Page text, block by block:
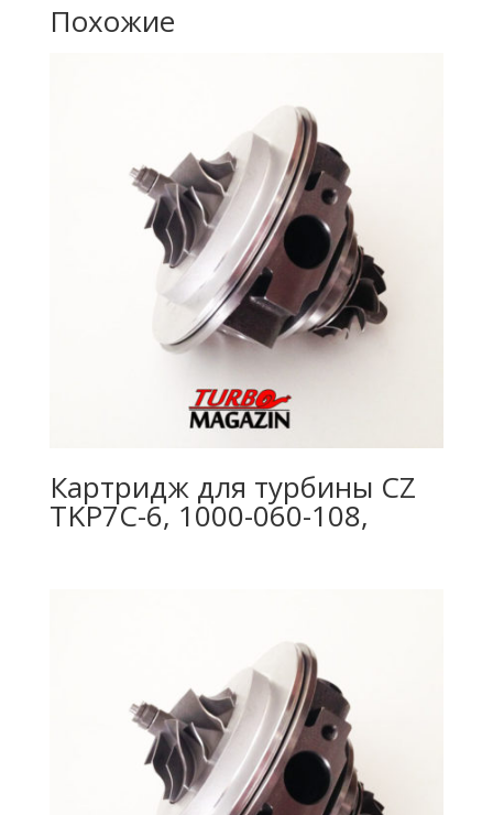
Похожие
Картридж для турбины CZ
TKP7C-6, 1000-060-108,